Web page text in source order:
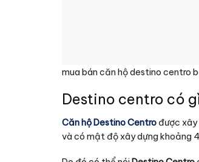
mua bán căn hộ destino centro
Destino centro có
Căn hộ Destino Centro được
và có mật độ xây dựng khoảng